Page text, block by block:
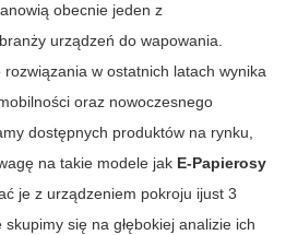
obecnie jeden z
urządzeń do wapowania.
rozwiązania w ostatnich latach wynika
oraz nowoczesnego
dostępnych produktów na rynku,
na takie modele jak E-Papierosy
je z urządzeniem pokroju ijust 3
się na głębokiej analizie ich